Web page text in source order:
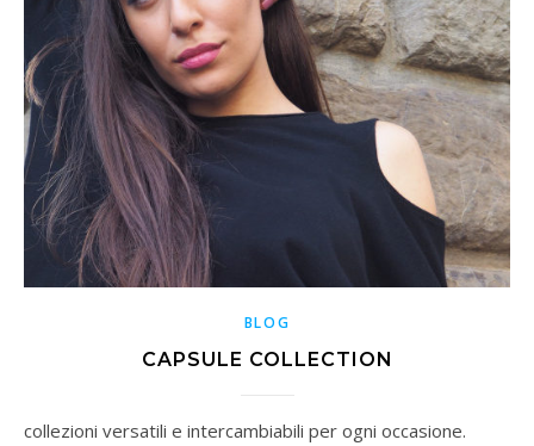
BLOG
CAPSULE COLLECTION
collezioni versatili e intercambiabili per ogni occasione.